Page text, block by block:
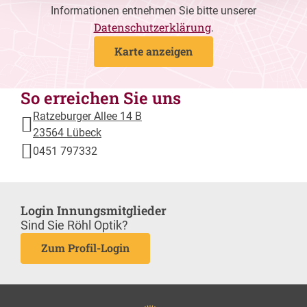
Informationen entnehmen Sie bitte unserer
Datenschutzerklärung.
Karte anzeigen
So erreichen Sie uns
Ratzeburger Allee 14 B
23564 Lübeck
0451 797332
Login Innungsmitglieder
Sind Sie Röhl Optik?
Zum Profil-Login